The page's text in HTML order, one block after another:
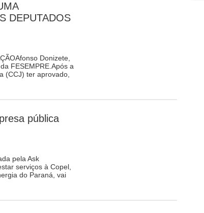
DEPUTADOS
Donizete,
FESEMPRE.Após a
(CCJ) ter aprovado,
pública
pela Ask
serviços à Copel,
do Paraná, vai